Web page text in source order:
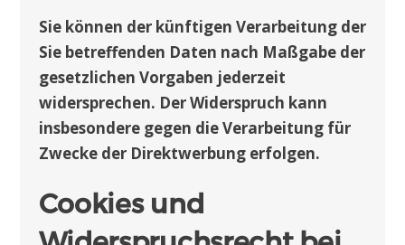
Sie können der künftigen Verarbeitung der
Sie betreffenden Daten nach Maßgabe der
gesetzlichen Vorgaben jederzeit
widersprechen. Der Widerspruch kann
insbesondere gegen die Verarbeitung für
Zwecke der Direktwerbung erfolgen.
Cookies und